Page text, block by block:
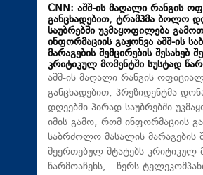
CNN: აშშ-ის მაღალი რანგის
განცხადებით, ტრამპმა ბოლო
საუბრებში უკმაყოფილება
ინფორმაციის გაჟონვა აშშ-ის
მარაგების შემცირების შესახებ
კრიტიკულ მომენტში სუსტად
აშშ-ის მაღალი რანგის
განცხადებით, პრეზიდენტმა
დღეებში პირად საუბრებში
იმის გამო, რომ ინფორმაციის
საბრძოლო მასალის მარაგების
შეერთებულ შტატებს კრიტიკულ
წარმოაჩენს, - წერს